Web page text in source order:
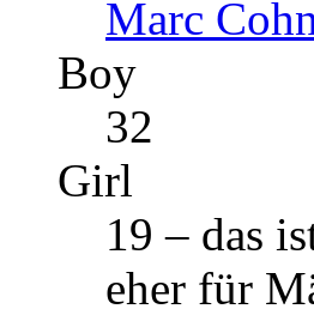
Marc
Boy
32
Girl
19 – das
eher für